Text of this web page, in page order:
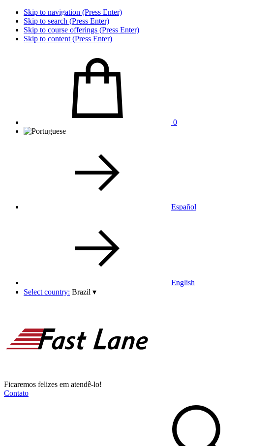
Skip to navigation (Press Enter)
Skip to search (Press Enter)
Skip to course offerings (Press Enter)
Skip to content (Press Enter)
0
Español
English
Select country: Brazil ▾
Ficaremos felizes em atendê-lo!
Contato